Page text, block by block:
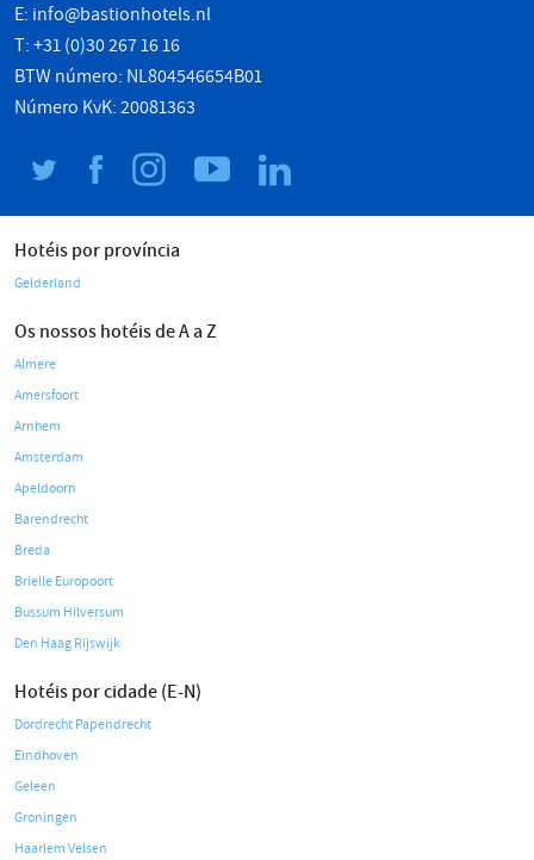
E: info@bastionhotels.nl
T: +31 (0)30 267 16 16
BTW número: NL804546654B01
Número KvK: 20081363
Hotéis por província
Gelderland
Os nossos hotéis de A a Z
Almere
Amersfoort
Arnhem
Amsterdam
Apeldoorn
Barendrecht
Breda
Brielle Europoort
Bussum Hilversum
Den Haag Rijswijk
Hotéis por cidade (E-N)
Dordrecht Papendrecht
Eindhoven
Geleen
Groningen
Haarlem Velsen